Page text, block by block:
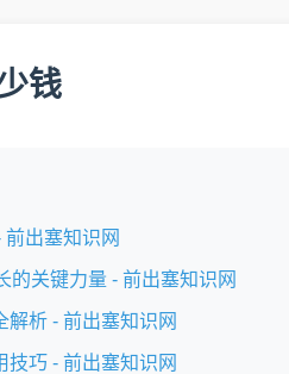
钱
出塞知识网
的关键力量 - 前出塞知识网
析 - 前出塞知识网
巧 - 前出塞知识网